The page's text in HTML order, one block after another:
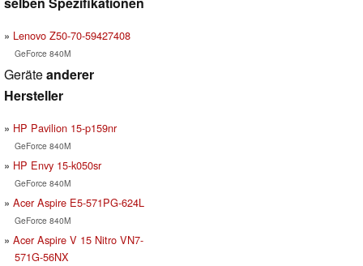
Lenovo Z50-70-59427408
GeForce 840M
Geräteanderer
Hersteller
HP Pavilion 15-p159nr
GeForce 840M
HP Envy 15-k050sr
GeForce 840M
Acer Aspire E5-571PG-624L
GeForce 840M
Acer Aspire V 15 Nitro VN7-
571G-56NX